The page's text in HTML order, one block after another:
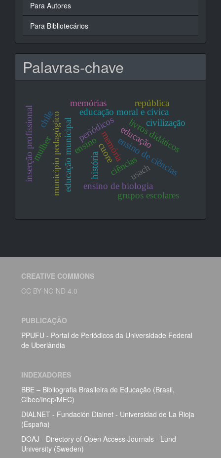
Para Autores
Para Bibliotecários
Palavras-chave
história
educação
ensino
periódicos
memóriaensino de ciências
ensino de biologia
livros didáticos
educação municipal
município pedagógico educação moral e cívica
mulher
ciências
inserção profissional
grupos escolares
memórias
chile
usach
cuore
civilização
república
CREATIVE COMMONS
CC BY-NC-ND 4.0
PUBLICAÇÃO
PPUFU - Portal de Periódicos da Universidade Federal
de Uberlândia
INDEXADORES
BBE – Bibliografia Brasileira de Educação (Brasil,
Cibec/Inep/MEC)
DIALNET - Fundación Dialnet - Universidad de La Rioja
(España)
DOAJ - Directory of Open Access Journals - Lund
University (Sweden)